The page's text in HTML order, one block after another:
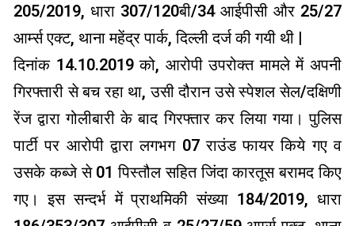
205/2019, धारा 307/120बी/34 आईपीसी और 25/27
आर्म्स एक्ट, थाना महेंद्र पार्क, दिल्ली दर्ज की गयी थी |
दिनांक 14.10.2019 को, आरोपी उपरोक्त मामले में अपनी
गिरफ्तारी से बच रहा था, उसी दौरान उसे स्पेशल सेल/दक्षिणी
रेंज द्वारा गोलीबारी के बाद गिरफ्तार कर लिया गया। पुलिस
पार्टी पर आरोपी द्वारा लगभग 07 राउंड फायर किये गए व
उसके कब्जे से 01 पिस्तौल सहित जिंदा कारतूस बरामद किए
गए। इस सन्दर्भ में प्राथमिकी संख्या 184/2019, धारा